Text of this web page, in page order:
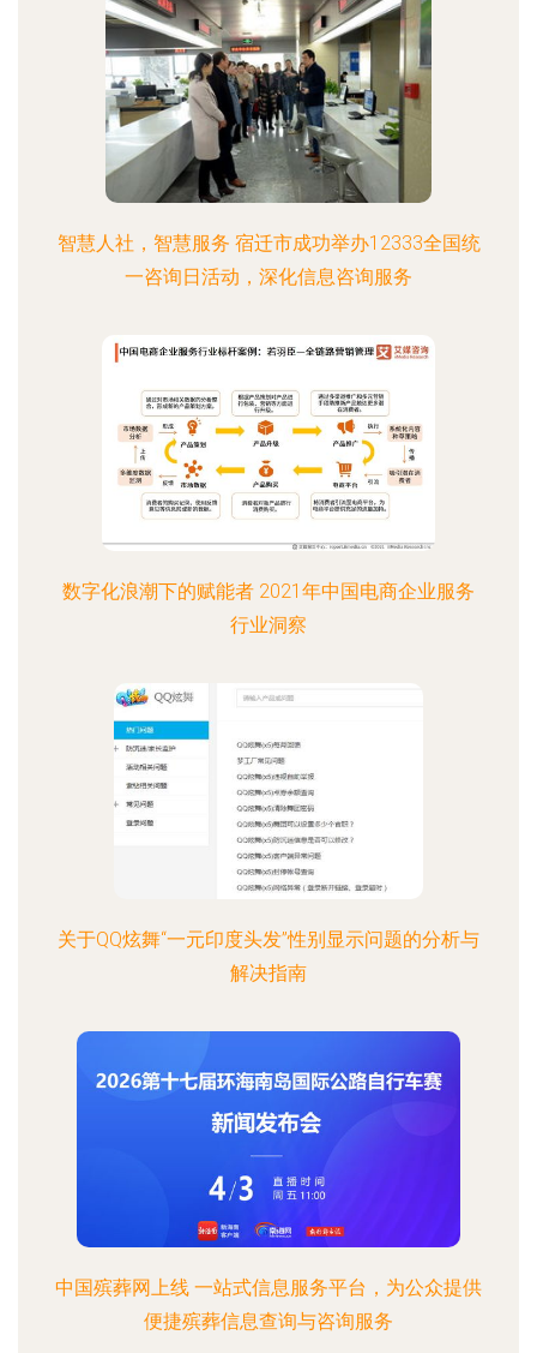
智慧人社，智慧服务 宿迁市成功举办12333全国统
一咨询日活动，深化信息咨询服务
数字化浪潮下的赋能者 2021年中国电商企业服务
行业洞察
关于QQ炫舞“一元印度头发”性别显示问题的分析与
解决指南
中国殡葬网上线 一站式信息服务平台，为公众提供
便捷殡葬信息查询与咨询服务